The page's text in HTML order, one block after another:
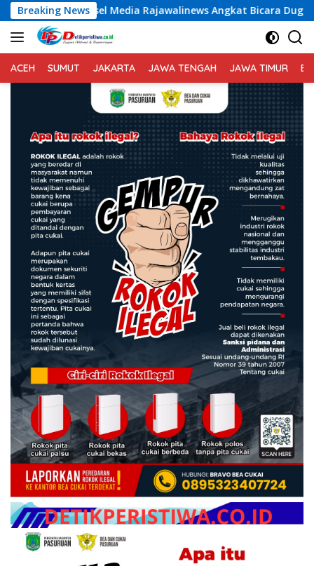
Langsung
ke
konten
Breaking News
Media Rajawalinews Angkat Bicara Dugaan Penggelapan
ACEH SUMUT JAKARTA JAWA TENGAH JAWA TIMUR